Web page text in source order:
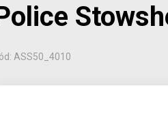
ASS50_4010